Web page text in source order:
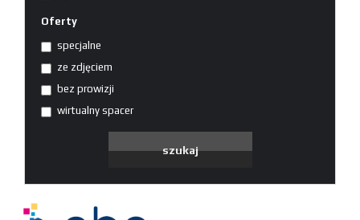
Oferty
specjalne
ze zdjęciem
bez prowizji
wirtualny spacer